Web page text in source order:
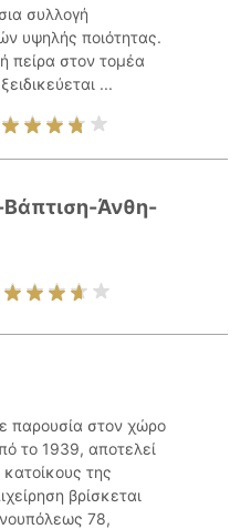
συλλογή
υψηλής ποιότητας.
πείρα στον τομέα
...
Άνθη-
παρουσία στον χώρο
το 1939, αποτελεί
της
βρίσκεται
78,